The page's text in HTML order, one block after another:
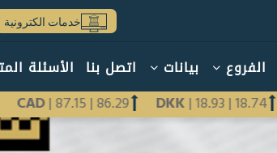
خدمات الكترونية
الفروع بيانات اتصل بنا الأسئلة
DKK|18.93|18.74
CAD|87.15|86.29